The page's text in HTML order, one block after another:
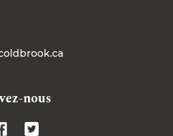
nous
Twitter